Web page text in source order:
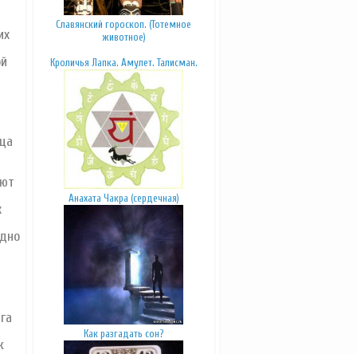
Славянский гороскоп. (Тотемное
животное)
Кроличья Лапка. Амулет. Талисман.
Анахата Чакра (сердечная)
Как разгадать сон?